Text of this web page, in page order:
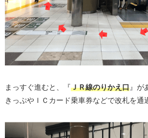
まっすぐ進むと、『ＪＲ線のりかえ口 』が
きっぷやＩＣカード乗車券などで改札を通